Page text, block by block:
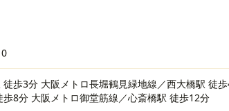
歩3分 大阪メトロ長堀鶴見緑地線／西大橋駅 徒
8分 大阪メトロ御堂筋線／心斎橋駅 徒歩12分